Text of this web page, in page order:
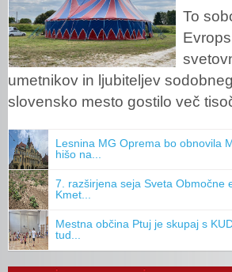
To
umetnikov in ljubiteljev
slovensko mesto gostilo več
Lesnina MG Oprema bo obnovila
hišo na...
7. razširjena seja Sveta Območne
Kmet...
Mestna občina Ptuj je skupaj s
tud...